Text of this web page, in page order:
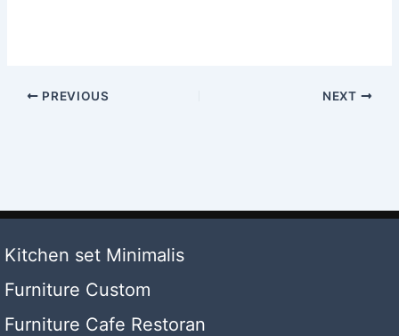
PREVIOUS NEXT
Kitchen set Minimalis
Furniture Custom
Furniture Cafe Restoran